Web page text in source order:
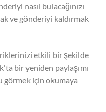
nasıl bulacağınızı
ve gönderiyi kaldırmak
etkili bir şekilde
bir yeniden paylaşımı
görmek için okumaya